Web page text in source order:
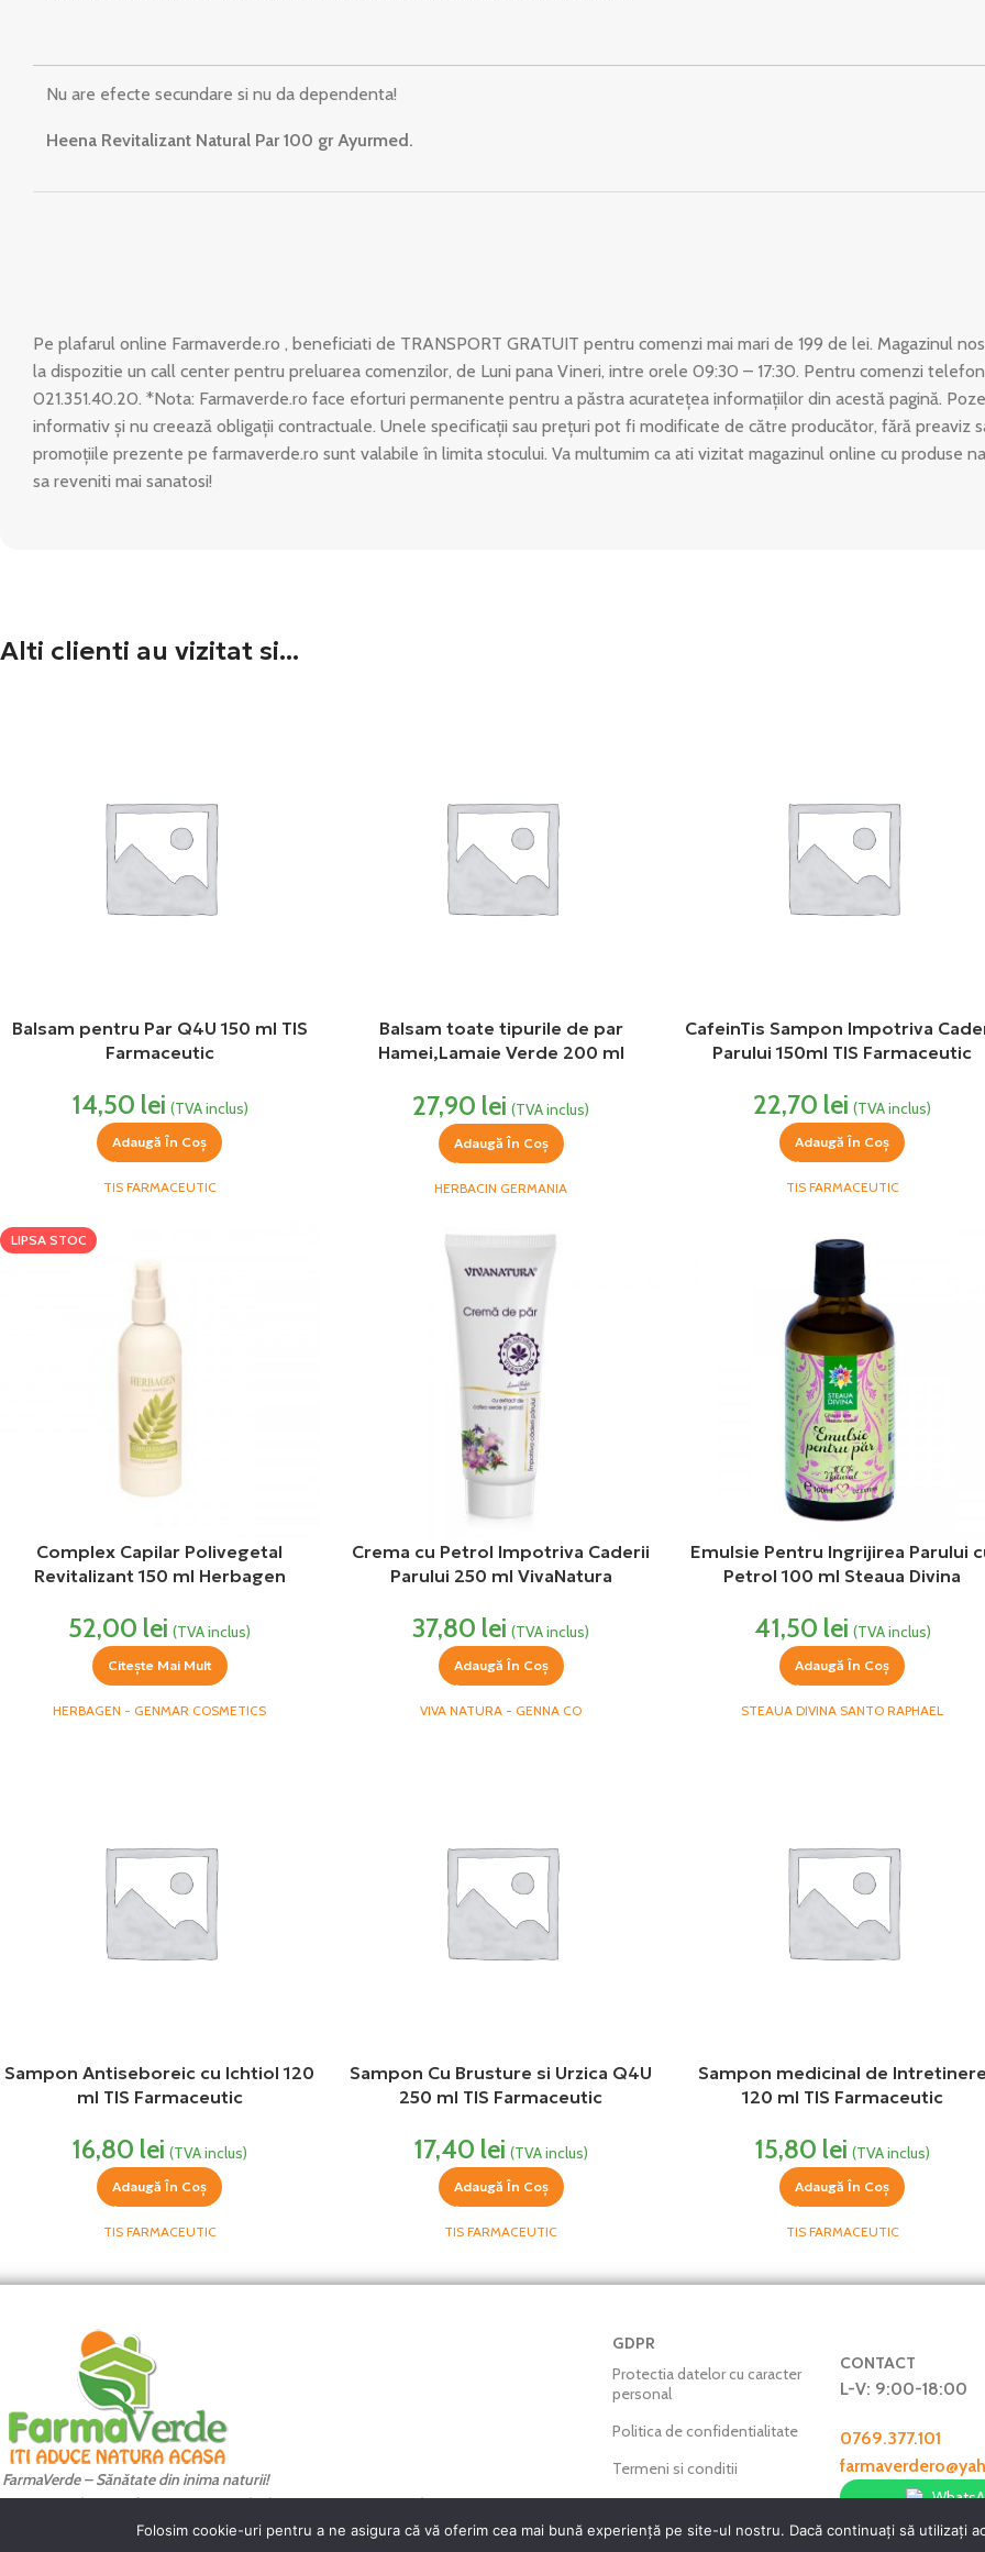
Nu are efecte secundare si nu da dependenta!
Heena Revitalizant Natural Par 100 gr Ayurmed.
Pe plafarul online Farmaverde.ro , beneficiati de TRANSPORT GRATUIT pentru comenzi mai mari de 199 de lei. Magazinul
la dispozitie un call center pentru preluarea comenzilor, de Luni pana Vineri, intre orele 09:30 – 17:30. Pentru comenzi
021.351.40.20. *Nota: Farmaverde.ro face eforturi permanente pentru a păstra acuratețea informațiilor din acestă pagină.
informativ și nu creează obligații contractuale. Unele specificații sau prețuri pot fi modificate de către producător, fără preaviz
promoțiile prezente pe farmaverde.ro sunt valabile în limita stocului. Va multumim ca ati vizitat magazinul online cu produse
sa reveniti mai sanatosi!
Alti clienti au vizitat si...
Balsam pentru Par Q4U 150 ml TIS
Farmaceutic
14,50 lei (TVA inclus)
Adaugă În Coș
TIS FARMACEUTIC
Balsam toate tipurile de par
Hamei,Lamaie Verde 200 ml
27,90 lei (TVA inclus)
Adaugă În Coș
HERBACIN GERMANIA
CafeinTis Sampon Impotriva
Parului 150ml TIS Farmaceutic
22,70 lei (TVA inclus)
Adaugă În Coș
TIS FARMACEUTIC
LIPSA STOC
Complex Capilar Polivegetal
Revitalizant 150 ml Herbagen
52,00 lei (TVA inclus)
Citește Mai Mult
HERBAGEN - GENMAR COSMETICS
Crema cu Petrol Impotriva Caderii
Parului 250 ml VivaNatura
37,80 lei (TVA inclus)
Adaugă În Coș
VIVA NATURA - GENNA CO
Emulsie Pentru Ingrijirea Parului
Petrol 100 ml Steaua Divina
41,50 lei (TVA inclus)
Adaugă În Coș
STEAUA DIVINA SANTO RAPHAEL
Sampon Antiseboreic cu Ichtiol 120
ml TIS Farmaceutic
16,80 lei (TVA inclus)
Adaugă În Coș
TIS FARMACEUTIC
Sampon Cu Brusture si Urzica Q4U
250 ml TIS Farmaceutic
17,40 lei (TVA inclus)
Adaugă În Coș
TIS FARMACEUTIC
Sampon medicinal de
120 ml TIS Farmaceutic
15,80 lei (TVA inclus)
Adaugă În Coș
TIS FARMACEUTIC
FarmaVerde – Sănătate din inima naturii!
Magazin online certificat ca operator de date cu caracter personal nr.31675
FarmaVerde - Iti aduce natura acasa!
GDPR
Protectia datelor cu caracter
personal
Politica de confidentialitate
Termeni si conditii
ANPC
CONTACT
L-V: 9:00-18:00
0769.377.101
Harta Site
FarmaVerde © 2025
Folosim cookie-uri pentru a ne asigura că vă oferim cea mai bună experiență pe site-ul nostru. Dacă continuați să utilizați